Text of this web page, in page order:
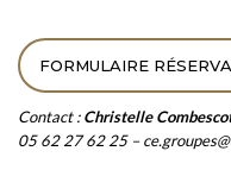
FORMULAIRE
Contact :Christelle
05 62 27 62 25 –